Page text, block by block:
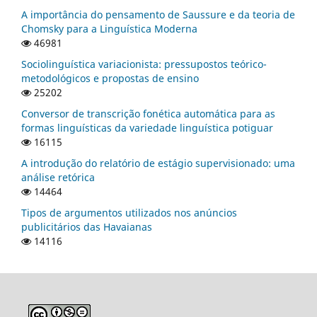
A importância do pensamento de Saussure e da teoria de
Chomsky para a Linguística Moderna
46981
Sociolinguística variacionista: pressupostos teórico-
metodológicos e propostas de ensino
25202
Conversor de transcrição fonética automática para as
formas linguísticas da variedade linguística potiguar
16115
A introdução do relatório de estágio supervisionado: uma
análise retórica
14464
Tipos de argumentos utilizados nos anúncios
publicitários das Havaianas
14116